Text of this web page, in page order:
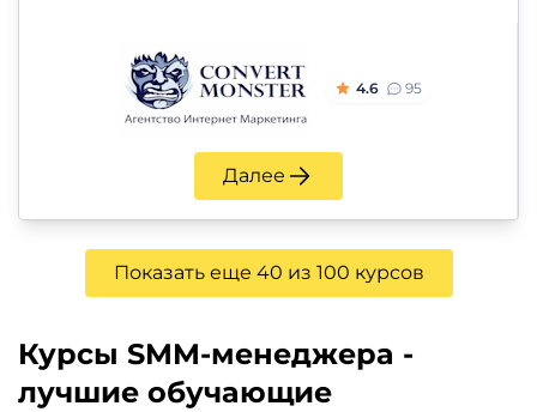
4.6 95
Далее
Показать еще 40 из 100 курсов
Курсы SMM-менеджера -
лучшие обучающие